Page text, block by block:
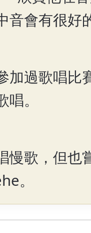
音會有很好
加過歌唱比
。
慢歌，但也
。